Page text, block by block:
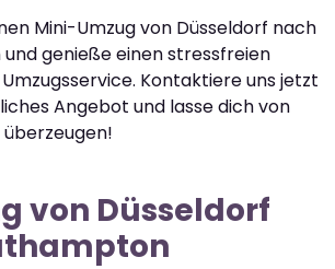
Mini-Umzug von Düsseldorf nach
genieße einen stressfreien
Kontaktiere uns jetzt
Angebot und lasse dich von
von Düsseldorf